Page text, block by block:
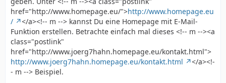
href="http://www.homepage.eu/">http://www.homepage.eu
/
</a><!-- m --> kannst Du eine Homepage mit E-Mail-
Funktion erstellen. Betrachte einfach mal dieses <!-- m --><a
class="postlink"
href="http://www.joerg7hahn.homepage.eu/kontakt.html">
http://www.joerg7hahn.homepage.eu/kontakt.html
</a><!-
- m --> Beispiel.